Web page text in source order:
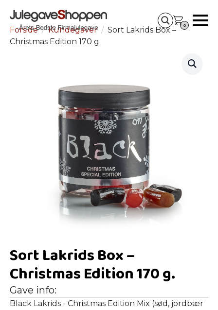
0
Forside Kundegaver
Sort Lakrids Box –
Christmas Edition 170 g.
Sort Lakrids Box –
Christmas Edition 170 g.
Gave info:
Black Lakrids - Christmas Edition Mix (sød, jordbær